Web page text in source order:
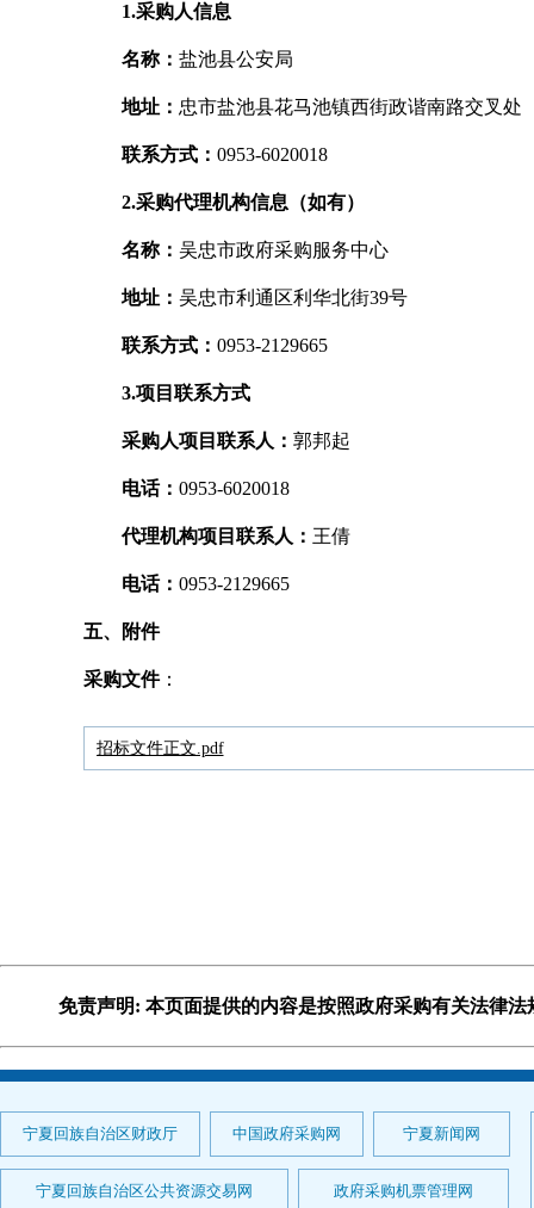
1.采购人信息
名称： 盐池县公安局
地址： 忠市盐池县花马池镇西街政谐南路交叉处
联系方式： 0953-6020018
2.采购代理机构信息（如有）
名称： 吴忠市政府采购服务中心
地址： 吴忠市利通区利华北街39号
联系方式： 0953-2129665
3.项目联系方式
采购人项目联系人： 郭邦起
电话： 0953-6020018
代理机构项目联系人： 王倩
电话： 0953-2129665
五、附件
采购文件：
招标文件正文.pdf
免责声明: 本页面提供的内容是按照政府采购有关法律
宁夏回族自治区财政厅 中国政府采购网 宁夏新闻网
宁夏回族自治区公共资源交易网 政府采购机票管理网